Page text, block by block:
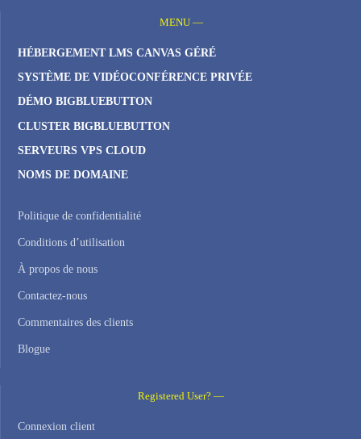
MENU —
HÉBERGEMENT LMS CANVAS GÉRÉ
SYSTÈME DE VIDÉOCONFÉRENCE PRIVÉE
DÉMO BIGBLUEBUTTON
CLUSTER BIGBLUEBUTTON
SERVEURS VPS CLOUD
NOMS DE DOMAINE
Politique de confidentialité
Conditions d’utilisation
À propos de nous
Contactez-nous
Commentaires des clients
Blogue
Registered User? —
Connexion client